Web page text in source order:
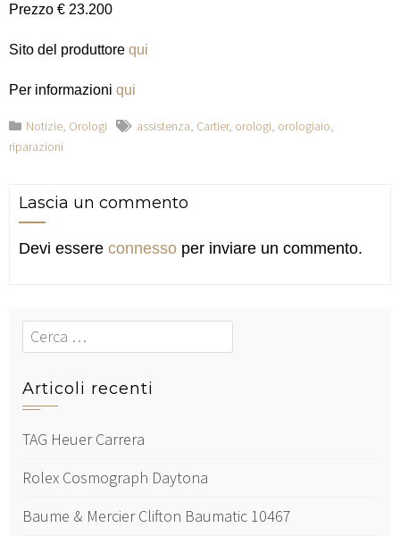
Prezzo € 23.200
Sito del produttore qui
Per informazioni qui
Notizie, Orologi assistenza, Cartier, orologi, orologiaio,
riparazioni
Lascia un commento
Devi essere connesso per inviare un commento.
Cerca
Articoli recenti
TAG Heuer Carrera
Rolex Cosmograph Daytona
Baume & Mercier Clifton Baumatic 10467